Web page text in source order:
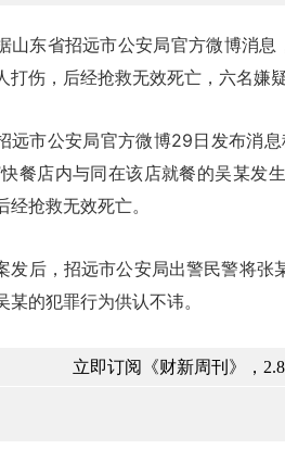
东省招远市公安局官方微博消息
打伤，后经抢救无效死亡，六名嫌
市公安局官方微博29日发布消息
快餐店内与同在该店就餐的吴某发
经抢救无效死亡。
后，招远市公安局出警民警将张
某的犯罪行为供认不讳。
立即订阅《财新周刊》，